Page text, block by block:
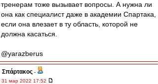
тренерам тоже вызывает вопросы. А нужна ли
она как специалист даже в академии Спартака,
если она влезает в ту область, которой не
должна касаться.
@yarazberus
Σπάρτακος -
31 мар 2022 17:52